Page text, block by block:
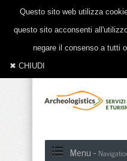
Menu -
Questo sito web utilizza
questo sito acconsenti
negare il consenso a tutti
✖ CHIUDI